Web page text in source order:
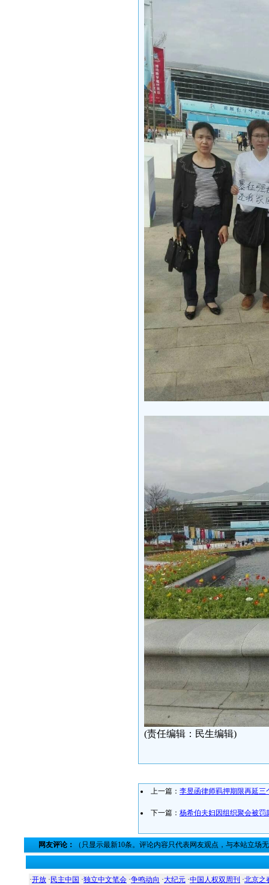
(责任编辑：民生编辑)
上一篇： 李昱函律师羁押期限再延三
下一篇： 杨希伯夫妇因组织聚会被罚
网友评论： （只显示最新10条。评论内容只代表网友观点，与本站立场
·开放 · 民主中国 ·独立中文笔会 ·争鸣动向 ·大纪元 ·中国人权双周刊 ·北京之